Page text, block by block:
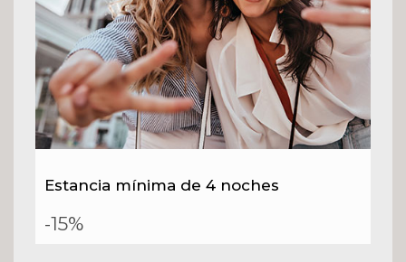
Estancia mínima de 4 noches
-15%